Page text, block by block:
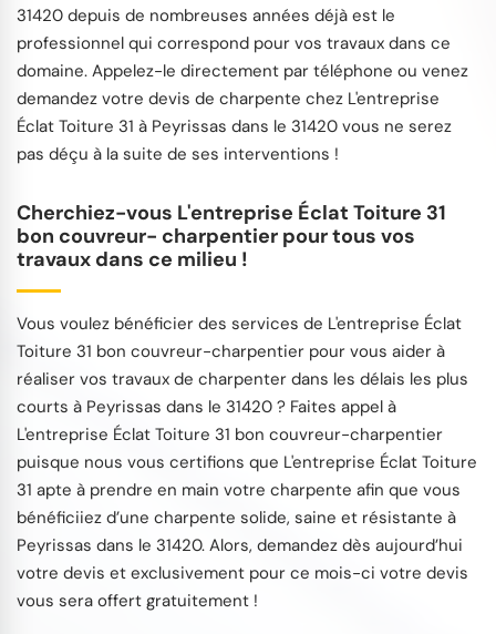
31420 depuis de nombreuses années déjà est le
professionnel qui correspond pour vos travaux dans ce
domaine. Appelez-le directement par téléphone ou venez
demandez votre devis de charpente chez L'entreprise
Éclat Toiture 31 à Peyrissas dans le 31420 vous ne serez
pas déçu à la suite de ses interventions !
Cherchiez-vous L'entreprise Éclat Toiture 31
bon couvreur- charpentier pour tous vos
travaux dans ce milieu !
Vous voulez bénéficier des services de L'entreprise Éclat
Toiture 31 bon couvreur-charpentier pour vous aider à
réaliser vos travaux de charpenter dans les délais les plus
courts à Peyrissas dans le 31420 ? Faites appel à
L'entreprise Éclat Toiture 31 bon couvreur-charpentier
puisque nous vous certifions que L'entreprise Éclat Toiture
31 apte à prendre en main votre charpente afin que vous
bénéficiiez d’une charpente solide, saine et résistante à
Peyrissas dans le 31420. Alors, demandez dès aujourd’hui
votre devis et exclusivement pour ce mois-ci votre devis
vous sera offert gratuitement !